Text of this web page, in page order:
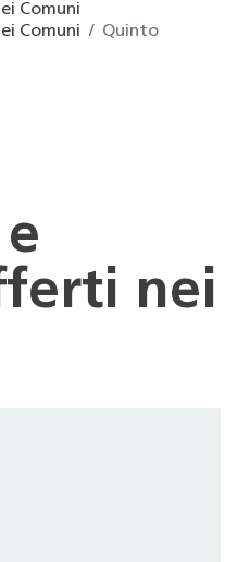
Comuni
Comuni
Quinto
nei